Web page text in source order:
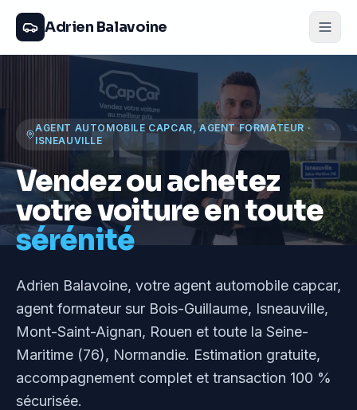
Adrien Balavoine
AGENT AUTOMOBILE CAPCAR, AGENT FORMATEUR ·
ISNEAUVILLE
Vendez ou achetez
votre voiture en toute
sérénité
Adrien Balavoine, votre agent automobile capcar,
agent formateur sur Bois-Guillaume, Isneauville,
Mont-Saint-Aignan, Rouen et toute la Seine-
Maritime (76), Normandie. Estimation gratuite,
accompagnement complet et transaction 100 %
sécurisée.